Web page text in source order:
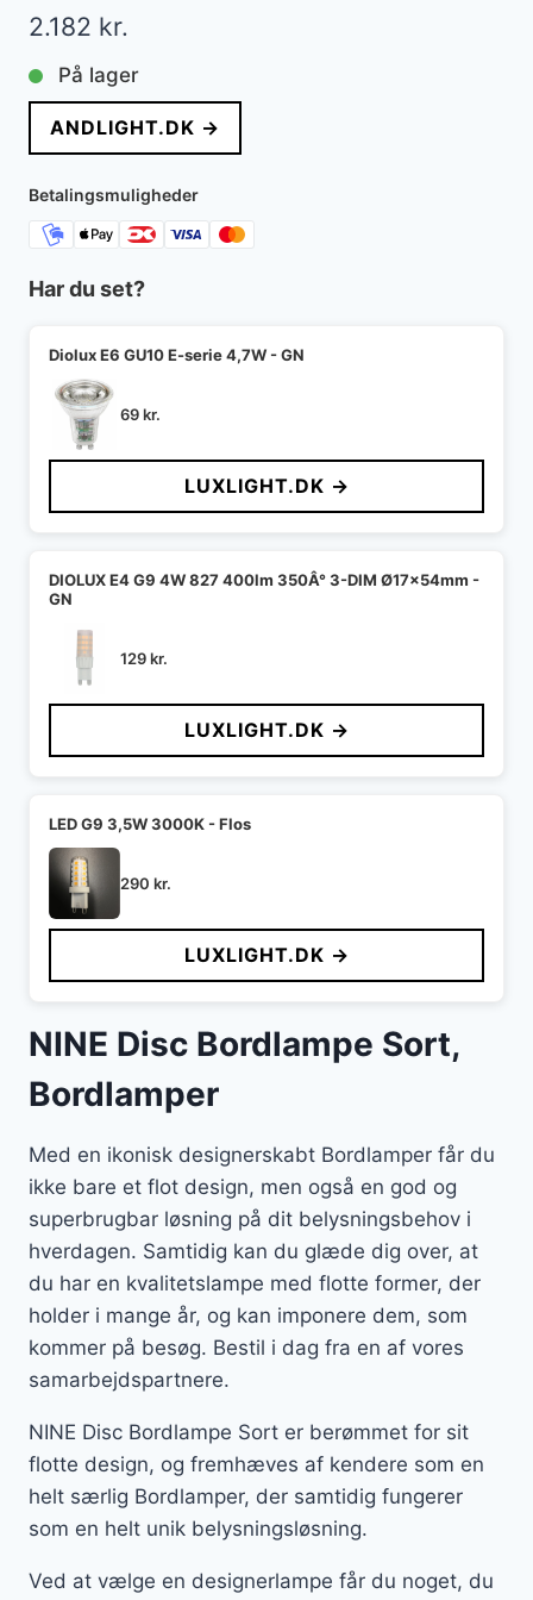
2.182 kr.
På lager
ANDLIGHT.DK →
Betalingsmuligheder
Har du set?
Diolux E6 GU10 E-serie 4,7W - GN
69kr.
LUXLIGHT.DK →
DIOLUX E4 G9 4W 827 400lm 350Â° 3-DIM Ø17x54mm -
GN
129kr.
LUXLIGHT.DK →
LED G9 3,5W 3000K - Flos
290 kr.
LUXLIGHT.DK →
NINE Disc Bordlampe Sort,
Bordlamper
Med en ikonisk designerskabt Bordlamper får du
ikke bare et flot design, men også en god og
superbrugbar løsning på dit belysningsbehov i
hverdagen. Samtidig kan du glæde dig over, at
du har en kvalitetslampe med flotte former, der
holder i mange år, og kan imponere dem, som
kommer på besøg. Bestil i dag fra en af vores
samarbejdspartnere.
NINE Disc Bordlampe Sort er berømmet for sit
flotte design, og fremhæves af kendere som en
helt særlig Bordlamper, der samtidig fungerer
som en helt unik belysningsløsning.
Ved at vælge en designerlampe får du noget, du